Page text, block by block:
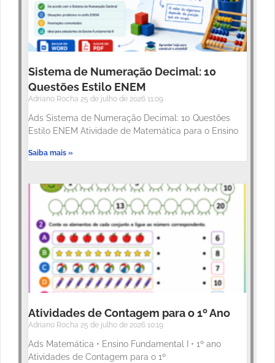
Sistema de Numeração Decimal: 10
Questões Estilo ENEM
Adriano Rocha 25 de julho de 2026 11:09
Ads Sistema de Numeração Decimal: 10 Questões
Estilo ENEM Atividade de Matemática para o Ensino
Saiba mais »
Atividades de Contagem para o 1º Ano
Adriano Rocha 25 de julho de 2026 10:19
Ads Matemática • Ensino Fundamental I • 1º ano
Atividades de Contagem para o 1º